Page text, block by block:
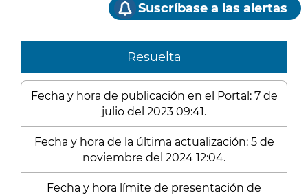
Suscríbase a las alertas
Resuelta
Fecha y hora de publicación en el Portal: 7 de
julio del 2023 09:41.
Fecha y hora de la última actualización: 5 de
noviembre del 2024 12:04.
Fecha y hora límite de presentación de